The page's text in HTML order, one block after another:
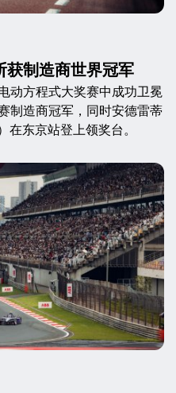
制造商世界冠军
动方程式大奖赛中成功卫冕
制造商冠军，同时安德雷蒂
在东京站登上领奖台。